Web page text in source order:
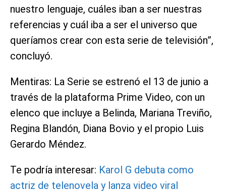
nuestro lenguaje, cuáles iban a ser nuestras
referencias y cuál iba a ser el universo que
queríamos crear con esta serie de televisión”,
concluyó.
Mentiras: La Serie se estrenó el 13 de junio a
través de la plataforma Prime Video, con un
elenco que incluye a Belinda, Mariana Treviño,
Regina Blandón, Diana Bovio y el propio Luis
Gerardo Méndez.
Te podría interesar: Karol G debuta como
actriz de telenovela y lanza video viral